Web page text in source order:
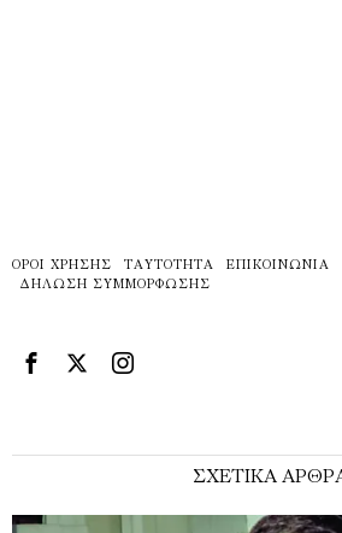
ΌΡΟΙ ΧΡΉΣΗΣ ΤΑΥΤΌΤΗΤΑ
ΕΠΙΚΟΙΝΩΝΊΑ
ΔΉΛΩΣΗ ΣΥΜΜΌΡΦΩΣΗΣ
ΣΧΕΤΙΚΑ